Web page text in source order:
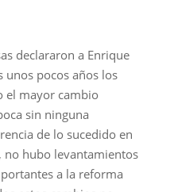
declararon a Enrique
unos pocos años los
el mayor cambio
sin ninguna
de lo sucedido en
no hubo levantamientos
a la reforma